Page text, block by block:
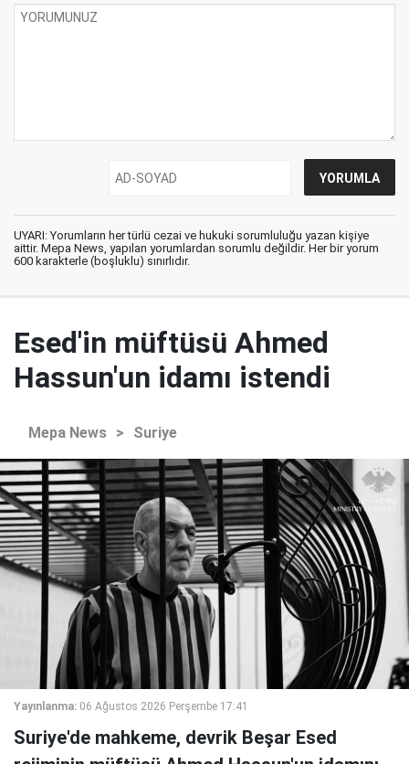
UYARI: Yorumların her türlü cezai ve hukuki sorumluluğu yazan kişiye
aittir. Mepa News, yapılan yorumlardan sorumlu değildir. Her bir yorum
600 karakterle (boşluklu) sınırlıdır.
Esed'in müftüsü Ahmed
Hassun'un idamı istendi
Mepa News > Suriye
Yayınlanma: 06 Ağustos 2026 Perşembe 17:41
Suriye'de mahkeme, devrik Beşar Esed